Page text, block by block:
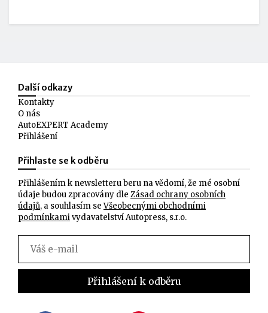
Další odkazy
Kontakty
O nás
AutoEXPERT Academy
Přihlášení
Přihlaste se k odběru
Přihlášením k newsletteru beru na vědomí, že mé osobní
údaje budou zpracovány dle Zásad ochrany osobních
údajů, a souhlasím seVšeobecnými obchodními
podmínkamivydavatelství Autopress, s.r.o.